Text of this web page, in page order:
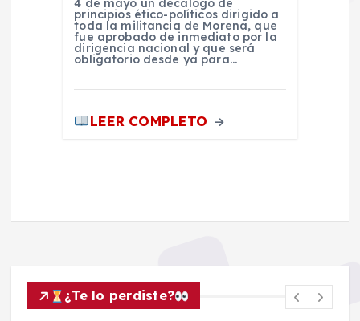
4 de mayo un decálogo de
principios ético-políticos dirigido a
toda la militancia de Morena, que
fue aprobado de inmediato por la
dirigencia nacional y que será
obligatorio desde ya para…
LEER COMPLETO
¿Te lo perdiste?